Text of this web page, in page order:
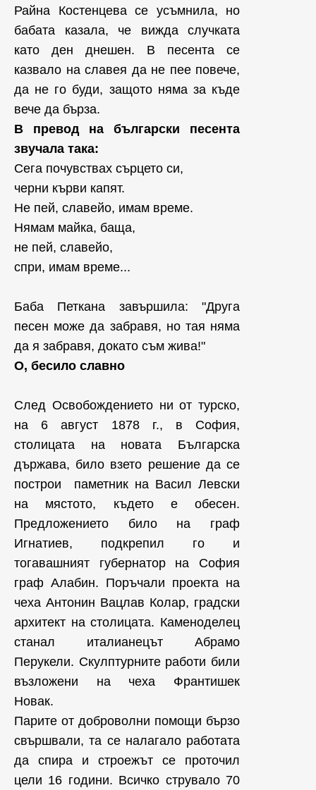
Райна Костенцева се усъмнила, но
бабата казала, че вижда случката
като ден днешен. В песента се
казвало на славея да не пее повече,
да не го буди, защото няма за къде
вече да бърза.
В превод на български песента
звучала така:
Сега почувствах сърцето си,
черни кърви капят.
Не пей, славейо, имам време.
Нямам майка, баща,
не пей, славейо,
спри, имам време...
Баба Петкана завършила: "Друга
песен може да забравя, но тая няма
да я забравя, докато съм жива!"
О, бесило славно
След Освобождението ни от турско,
на 6 август 1878 г., в София,
столицата на новата Българска
държава, било взето решение да се
построи паметник на Васил Левски
на мястото, където е обесен.
Предложението било на граф
Игнатиев, подкрепил го и
тогавашният губернатор на София
граф Алабин. Поръчали проекта на
чеха Антонин Вацлав Колар, градски
архитект на столицата. Каменоделец
станал италианецът Абрамо
Перукели. Скулптурните работи били
възложени на чеха Франтишек
Новак.
Парите от доброволни помощи бързо
свършвали, та се налагало работата
да спира и строежът се проточил
цели 16 години. Всичко струвало 70